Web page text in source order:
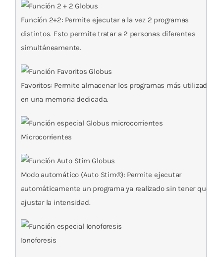
Función 2+2: Permite ejecutar a la vez 2 programas
distintos. Esto permite tratar a 2 personas diferentes
simultáneamente.
Favoritos: Permite almacenar los programas más utilizados
en una memoria dedicada.
Microcorrientes
Modo automático (Auto Stim®): Permite ejecutar
automáticamente un programa ya realizado sin tener que
ajustar la intensidad.
Ionoforesis